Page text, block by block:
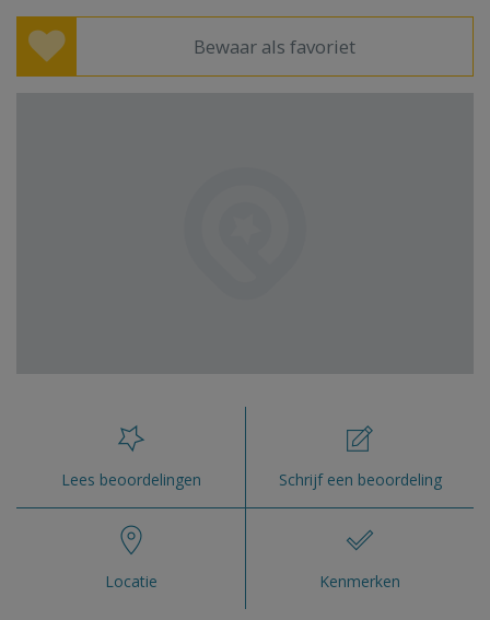
Bewaar als favoriet
Lees beoordelingen Schrijf een beoordeling
Locatie Kenmerken